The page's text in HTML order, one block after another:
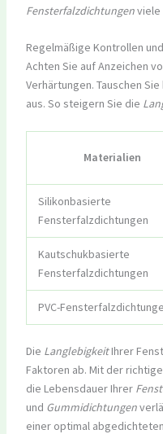
Fensterfalzdichtungenviele
Regelmäßige Kontrollen
Achten Sie auf Anzeichen
Verhärtungen. Tauschen
aus. So steigern Sie die
Materialien
Silikonbasierte
Fensterfalzdichtungen
Kautschukbasierte
Fensterfalzdichtungen
PVC-
Die LanglebigkeitIhrer
Faktoren ab. Mit der
die Lebensdauer Ihrer
und Gummidichtungen
einer optimal